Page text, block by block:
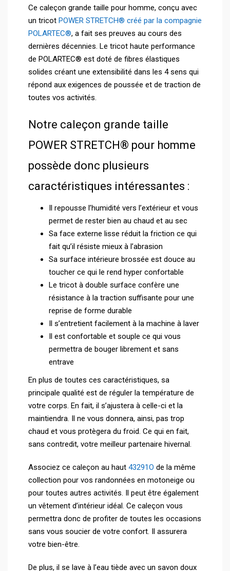
Ce caleçon grande taille pour homme, conçu avec
un tricot POWER STRETCH® créé par la compagnie
POLARTEC®, a fait ses preuves au cours des
dernières décennies. Le tricot haute performance
de POLARTEC® est doté de fibres élastiques
solides créant une extensibilité dans les 4 sens qui
répond aux exigences de poussée et de traction de
toutes vos activités.
Notre caleçon grande taille
POWER STRETCH® pour homme
possède donc plusieurs
caractéristiques intéressantes :
Il repousse l’humidité vers l’extérieur et vous
permet de rester bien au chaud et au sec
Sa face externe lisse réduit la friction ce qui
fait qu’il résiste mieux à l’abrasion
Sa surface intérieure brossée est douce au
toucher ce qui le rend hyper confortable
Le tricot à double surface confère une
résistance à la traction suffisante pour une
reprise de forme durable
Il s’entretient facilement à la machine à laver
Il est confortable et souple ce qui vous
permettra de bouger librement et sans
entrave
En plus de toutes ces caractéristiques, sa
principale qualité est de réguler la température de
votre corps. En fait, il s’ajustera à celle-ci et la
maintiendra. Il ne vous donnera, ainsi, pas trop
chaud et vous protègera du froid. Ce qui en fait,
sans contredit, votre meilleur partenaire hivernal.
Associez ce caleçon au haut 43291O de la même
collection pour vos randonnées en motoneige ou
pour toutes autres activités. Il peut être également
un vêtement d’intérieur idéal. Ce caleçon vous
permettra donc de profiter de toutes les occasions
sans vous soucier de votre confort. Il assurera
votre bien-être.
De plus, il se lave à l’eau tiède avec un savon doux